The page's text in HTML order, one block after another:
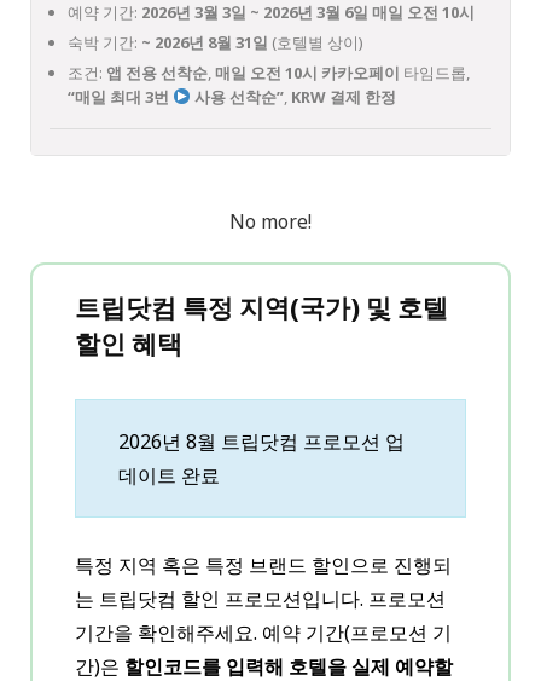
예약 기간: 2026년 3월 3일 ~ 2026년 3월 6일 매일 오전 10시
숙박 기간: ~ 2026년 8월 31일 (호텔별 상이)
조건: 앱 전용 선착순 매일 오전 10시 카카오페이 타임드롭,
“매일 최대 3번
사용 선착순”, KRW 결제 한정
No more!
트립닷컴 특정 지역(국가) 및 호텔
할인 혜택
2026년 8월 트립닷컴 프로모션 업
데이트 완료
특정 지역 혹은 특정 브랜드 할인으로 진행되
는 트립닷컴 할인 프로모션입니다. 프로모션
기간을 확인해주세요. 예약 기간(프로모션 기
간)은 할인코드를 입력해 호텔을 실제 예약할